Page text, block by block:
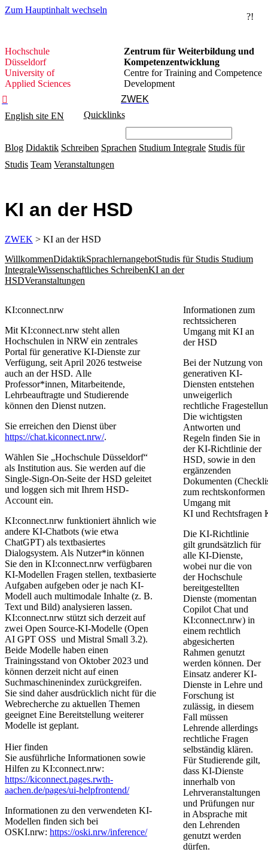
Zum Hauptinhalt wechseln
?!
Hochschule
Düsseldorf
Hochschule
Düsseldorf
University of
Applied Sciences
Zentrum für Weiterbildung und
Kompetenzentwicklung
Centre for Training and Competence
Development

ZWEK
English site EN Quicklinks
Blog Didaktik Schreiben Sprachen Studium Integrale Studis für
Studis Team Veranstaltungen
KI an der HSD
ZWEK > KI an der HSD
WillkommenDidaktikSprachlernangebotStudis für Studis Studium
IntegraleWissenschaftliches SchreibenKI an der
HSDVeranstaltungen
KI:connect.nrw
Mit KI:connect.nrw steht allen
Hochschulen in NRW ein zentrales
Portal für generative KI-Dienste zur
Verfügung, seit April 2026 testweise
auch an der HSD. Alle
Professor*innen, Mitarbeitende,
Lehrbeauftragte und Studierende
können den Dienst nutzen.
Sie erreichen den Dienst über
https://chat.kiconnect.nrw/.
Wählen Sie „Hochschule Düsseldorf“
als Institution aus. Sie werden auf die
Single-Sign-On-Seite der HSD geleitet
und loggen sich mit Ihrem HSD-
Account ein.
KI:connect.nrw funktioniert ähnlich wie
andere KI-Chatbots (wie etwa
ChatGPT) als textbasiertes
Dialogsystem. Als Nutzer*in können
Sie den in KI:connect.nrw verfügbaren
KI-Modellen Fragen stellen, textbasierte
Aufgaben aufgeben oder je nach KI-
Modell auch multimodale Inhalte (z. B.
Text und Bild) analysieren lassen.
KI:connect.nrw stützt sich derzeit auf
zwei Open Source-KI-Modelle (Open
AI GPT OSS und Mistral Small 3.2).
Beide Modelle haben einen
Trainingsstand von Oktober 2023 und
können derzeit nicht auf einen
Suchmaschinenindex zurückgreifen.
Sie sind daher ausdrücklich nicht für die
Webrecherche zu aktuellen Themen
geeignet Eine Bereitstellung weiterer
Modelle ist geplant.
Hier finden
Sie ausführliche Informationen sowie
Hilfen zu KI:connect.nrw:
https://kiconnect.pages.rwth-
aachen.de/pages/ui-helpfrontend/
Informationen zu den verwendeten KI-
Modellen finden sich bei
OSKI.nrw: https://oski.nrw/inference/
​​Informationen zum
rechtssicheren
Umgang mit KI an
der HSD
Bei der Nutzung von
generativen KI-
Diensten entstehen
unweigerlich
rechtliche
Die wichtigsten
Antworten und
Regeln finden Sie in
der KI-Richtlinie der
HSD, sowie in den
ergänzenden
Dokumenten
zum rechtskonformen
Umgang mit
KI und Rechtsfragen
Die KI-Richtlinie
gilt grundsätzlich für
alle KI-Dienste,
wobei nur die von
der Hochschule
bereitgestellten
Dienste (momentan
Copilot Chat und
KI:connect.nrw) in
einem rechtlich
abgesicherten
Rahmen genutzt
werden können. Der
Einsatz anderer KI-
Dienste in Lehre und
Forschung ist
zulässig, in diesem
Fall müssen
Lehrende allerdings
rechtliche Fragen
selbständig klären.
Für Studierende gilt,
dass KI-Dienste
innerhalb von
Lehrveranstaltungen
und Prüfungen nur
in Absprache mit
den Lehrenden
genutzt werden
dürfen.